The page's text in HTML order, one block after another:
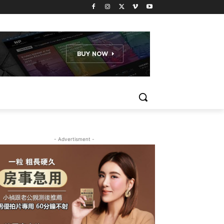
- Advertisment -